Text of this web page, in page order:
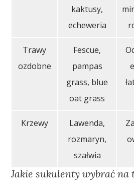
kaktusy,
echeweria
Trawy
ozdobne
Fescue,
pampas
grass, blue
oat grass
Krzewy
Lawenda,
rozmaryn,
szałwia
Jakie sukulenty wybrać na